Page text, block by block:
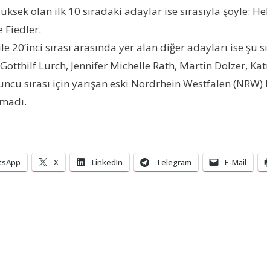
olan ilk 10 sıradaki adaylar ise sırasıyla şöyle:
Fiedler.
20’inci sırası arasında yer alan diğer adayları ise
Lurch, Jennifer Michelle Rath, Martin Dolzer,
sırası için yarışan eski Nordrhein Westfalen
X LinkedIn Telegram E-Mail